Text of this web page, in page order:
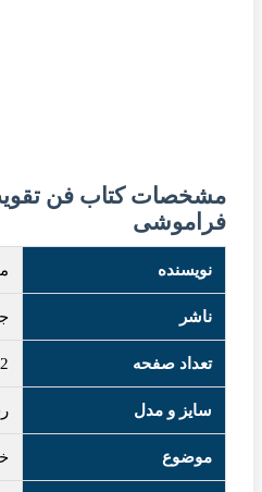
مشخصات کتاب فن
فراموشی
نویسنده
ناشر
تعداد صفحه
سایز و مدل
موضوع